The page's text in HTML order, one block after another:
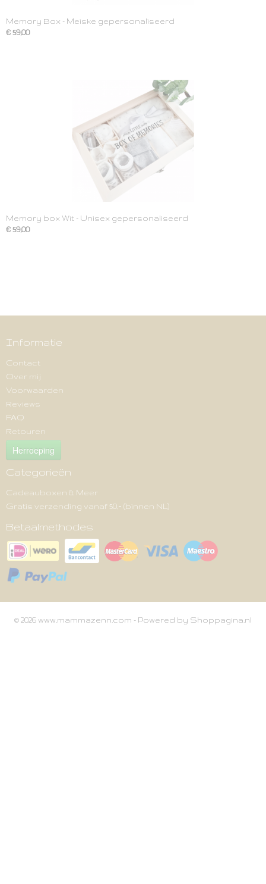
Memory Box - Meiske gepersonaliseerd
€ 59,00
Memory box Wit - Unisex gepersonaliseerd
€ 59,00
Informatie
Contact
Over mij
Voorwaarden
Reviews
FAQ
Retouren
Herroeping
Categorieën
Cadeauboxen & Meer
Gratis verzending vanaf 50,= (binnen NL)
Betaalmethodes
© 2026 www.mammazenn.com - Powered by Shoppagina.nl